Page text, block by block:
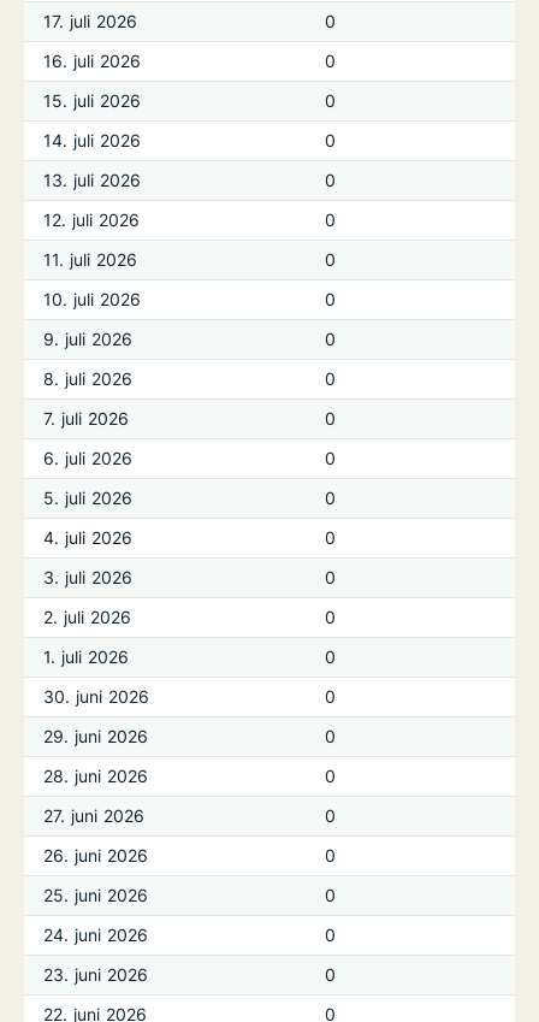
17. juli 2026
0
16. juli 2026
0
15. juli 2026
0
14. juli 2026
0
13. juli 2026
0
12. juli 2026
0
11. juli 2026
0
10. juli 2026
0
9. juli 2026
0
8. juli 2026
0
7. juli 2026
0
6. juli 2026
0
5. juli 2026
0
4. juli 2026
0
3. juli 2026
0
2. juli 2026
0
1. juli 2026
0
30. juni 2026
0
29. juni 2026
0
28. juni 2026
0
27. juni 2026
0
26. juni 2026
0
25. juni 2026
0
24. juni 2026
0
23. juni 2026
0
22. juni 2026
0